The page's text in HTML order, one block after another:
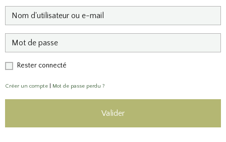
Rester connecté
Créer un compte Mot de passe perdu ?
Valider